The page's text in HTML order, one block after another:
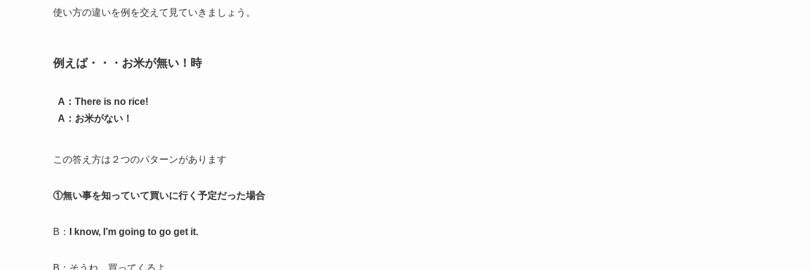
使い方の違いを例を交えて見ていきましょう。
例えば・・・ お米が無い！ 時
A：There is no rice!
A：お米がない！
この答え方は２つのパターンがあります
①無い事を知っていて買いに行く予定だった場合
B： I know, I’m going to go get it.
B：そうね、買ってくるよ。